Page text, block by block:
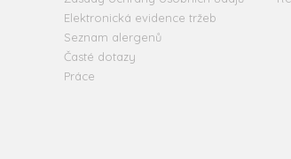
Elektronická evidence tržeb
Seznam alergenů
Časté dotazy
Práce